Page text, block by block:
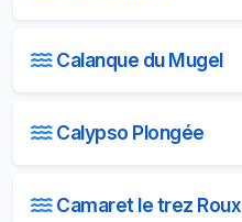
Calanque du Mugel
Calypso Plongée
Camaret le trez Roux